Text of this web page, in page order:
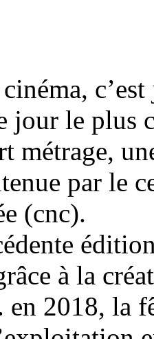
jour le plus
métrage,
par le
(cnc).
à la
en 2018, la